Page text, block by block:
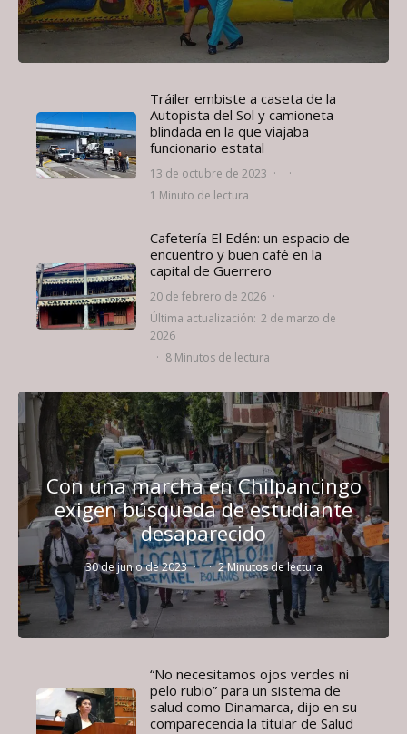
Tráiler embiste a caseta de la
Autopista del Sol y camioneta
blindada en la que viajaba
funcionario estatal
13 de octubre de 2023 ·
·
1 Minuto de lectura
Cafetería El Edén: un espacio de
encuentro y buen café en la
capital de Guerrero
20 de febrero de 2026 ·
Última actualización: 2 de marzo de
2026
· 8 Minutos de lectura
Con una marcha en Chilpancingo
exigen búsqueda de estudiante
desaparecido
30 de junio de 2023 · · 2 Minutos de lectura
“No necesitamos ojos verdes ni
pelo rubio” para un sistema de
salud como Dinamarca, dijo en su
comparecencia la titular de Salud